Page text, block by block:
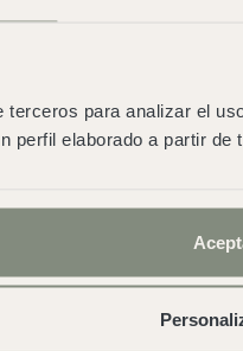
para analizar el
perfil elaborado a partir
3,7 Buzón 54, 11510,